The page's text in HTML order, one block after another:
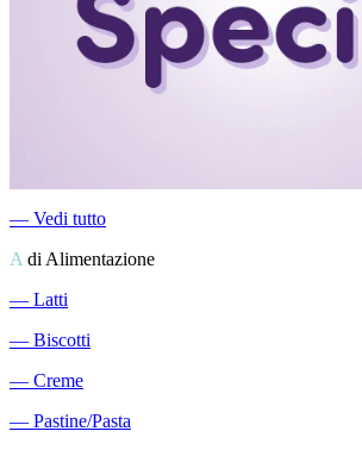
― Vedi tutto
A di Alimentazione
― Latti
― Biscotti
― Creme
― Pastine/Pasta